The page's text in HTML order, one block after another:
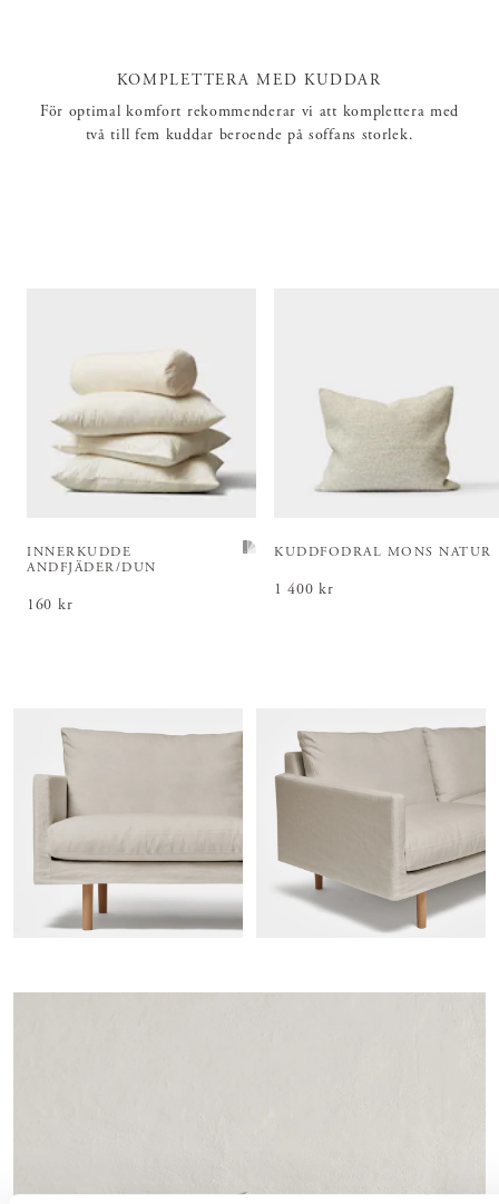
KOMPLETTERA MED KUDDAR
För optimal komfort rekommenderar vi att komplettera med
två till fem kuddar beroende på soffans storlek.
INNERKUDDE
ANDFJÄDER/DUN
Pris :160 kr
160 kr
KUDDFODRAL MONS NATUR
Pris:1 400 kr
1 400 kr